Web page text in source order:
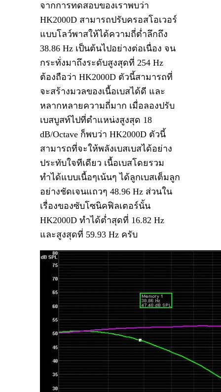
จากการทดสอบของเราพบว่า
HK2000D สามารถปรับครอสโอเวอร์
แบบโลว์พาสให้ได้ความถี่ต่ำลึกถึง
38.86 Hz เป็นต้นไปอย่างต่อเนื่อง จน
กระทั่งมาถึงระดับสูงสุดที่ 254 Hz
ต้องถือว่า HK2000D ตัวนี้สามารถที่
จะสร้างมวลของเนื้อเบสได้ดี และ
หลากหลายความถี่มาก เมื่อลองปรับ
เบสบูสท์ไปที่ตำแหน่งสูงสุด 18
dB/Octave ก็พบว่า HK2000D ตัวนี้
สามารถที่จะให้พลังเบสเบสได้อย่าง
ประทับใจทีเดียว เนื้อเบสโดยรวม
ทำได้แบบเนื้อๆเน้นๆ ได้ลูกเบสเต็มลูก
อย่างชัดเจนแถวๆ 48.96 Hz ส่วนใน
เรื่องของซับโซนิคฟิลเตอร์นั้น
HK2000D ทำได้ต่ำสุดที่ 16.82 Hz
และสูงสุดที่ 59.93 Hz ครับ